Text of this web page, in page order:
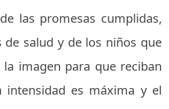
las promesas cumplidas,
de salud y de los niños que
la imagen para que reciban
intensidad es máxima y el